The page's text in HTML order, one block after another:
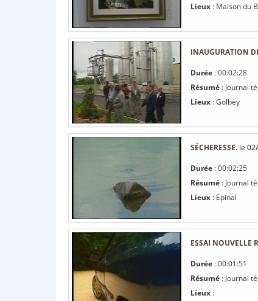
Lieux : Maison du
INAUGURATION
Durée : 00:02:28
Résumé : Journal
Lieux : Golbey
SÉCHERESSE. le
Durée : 00:02:25
Résumé : Journal
Lieux : Epinal
ESSAI NOUVELLE
Durée : 00:01:51
Résumé : Journal
Lieux :